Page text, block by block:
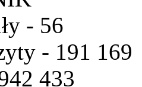
- 56
- 191 169
433